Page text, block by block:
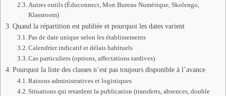
Autres outils (Éduconnect, Mon Bureau Numérique, Skolengo,
Klassroom)
Quand la répartition est publiée et pourquoi les dates varient
Pas de date unique selon les établissements
Calendrier indicatif et délais habituels
Cas particuliers (options, affectations tardives)
Pourquoi la liste des classes n’est pas toujours disponible à l’avance
Raisons administratives et logistiques
Situations qui retardent la publication (transferts, absences, double